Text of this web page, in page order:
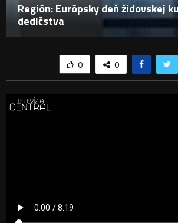
Región: Európsky deň židovskej
dedičstva
0 0